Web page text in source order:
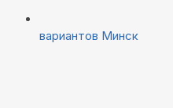
вариантов Минск